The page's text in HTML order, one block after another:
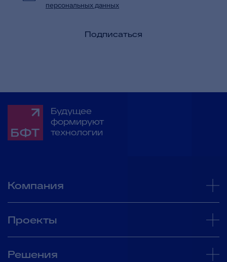
персональных данных
Подписаться
Будущее
формируют
технологии
Компания
Проекты
Решения